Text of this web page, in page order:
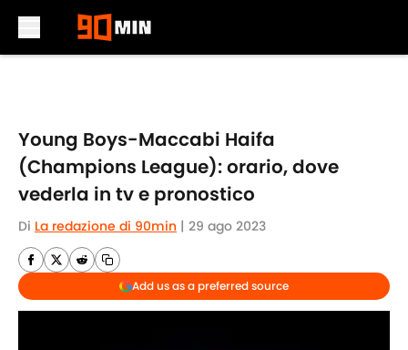
Young Boys-Maccabi Haifa
(Champions League): orario, dove
vederla in tv e pronostico
Di La redazione di 90min | 29 ago 2023
Add us as a preferred source